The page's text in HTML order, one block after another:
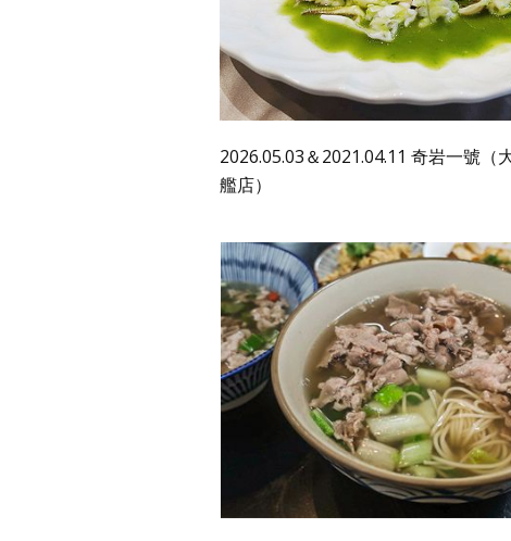
2026.05.03＆2021.04.11 奇岩一號（
艦店）